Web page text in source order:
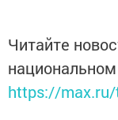
Читайте
https://